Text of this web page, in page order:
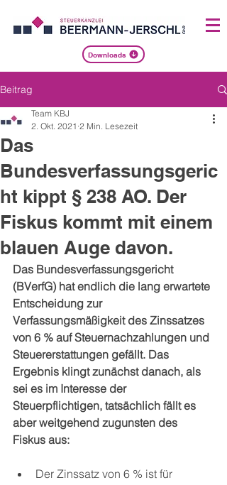
Downloads
Beitrag
Das
Bundesverfassungsgeric
ht kippt § 238 AO. Der
Fiskus kommt mit einem
blauen Auge davon.
Team KBJ
2. Okt. 2021 2 Min. Lesezeit
Das Bundesverfassungsgericht
(BVerfG) hat endlich die lang erwartete
Entscheidung zur
Verfassungsmäßigkeit des Zinssatzes
von 6 % auf Steuernachzahlungen und
Steuererstattungen gefällt. Das
Ergebnis klingt zunächst danach, als
sei es im Interesse der
Steuerpflichtigen, tatsächlich fällt es
aber weitgehend zugunsten des
Fiskus aus:
Der Zinssatz von 6 % ist für